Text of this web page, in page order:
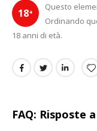
18+
Questo
Ordinando
18 anni di età.
FAQ: Risposte